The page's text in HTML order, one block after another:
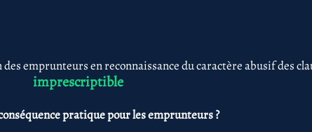
emprunteurs en reconnaissance du caractère abusif des
imprescriptible
pratique pour les emprunteurs ?